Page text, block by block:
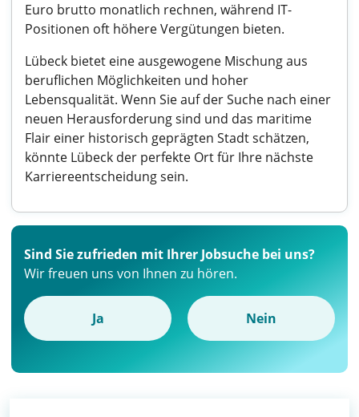
Euro brutto monatlich rechnen, während IT-
Positionen oft höhere Vergütungen bieten.
Lübeck bietet eine ausgewogene Mischung aus
beruflichen Möglichkeiten und hoher
Lebensqualität. Wenn Sie auf der Suche nach einer
neuen Herausforderung sind und das maritime
Flair einer historisch geprägten Stadt schätzen,
könnte Lübeck der perfekte Ort für Ihre nächste
Karriereentscheidung sein.
Sind Sie zufrieden mit Ihrer Jobsuche bei uns?
Wir freuen uns von Ihnen zu hören.
Ja Nein